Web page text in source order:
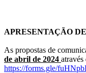
APRESENTAÇÃO
As propostas de
de abril de 2024
https://forms.gle/